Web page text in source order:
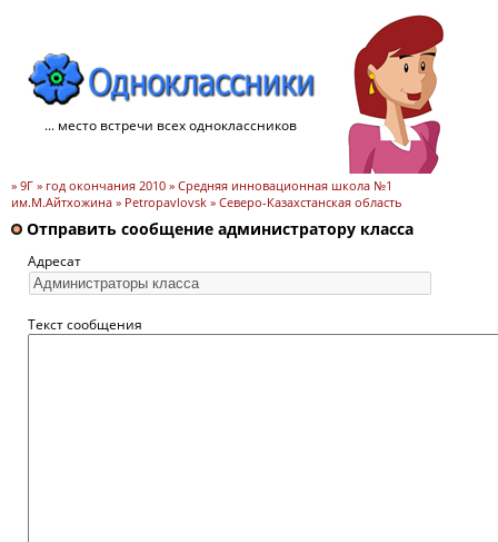
... место встречи всех одноклассников
» 9Г » год окончания 2010 » Средняя инновационная школа №1
им.М.Айтхожина » Petropavlovsk » Северо-Казахстанская область
Отправить сообщение администратору класса
Адресат
Текст сообщения